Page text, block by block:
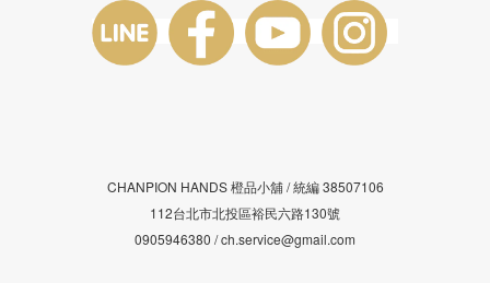
CHANPION HANDS 橙品小舖 /統編38507106
112台北市北投區裕民六路130號
0905946380 / ch.service@gmail.com